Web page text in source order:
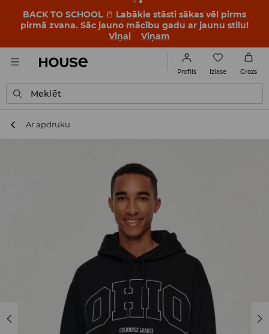
BACK TO SCHOOL 📒 Labākie stāsti sākas vēl pirms
pirmā zvana. Sāc jauno mācību gadu ar jaunu stilu!
Viņai
Viņam
Profils Izlase Grozs
Meklēt
Ar apdruku